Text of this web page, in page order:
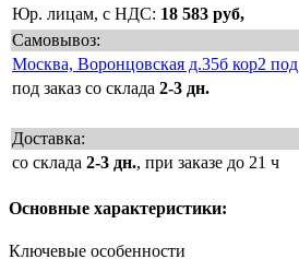
Юр. лицам, с НДС: 18 583 руб,
Самовывоз:
Москва, Воронцовская д.35б кор2
под заказ со склада 2-3 дн.
Доставка:
со склада 2-3 дн., при заказе до 21 ч
Основные характеристики:
Ключевые особенности